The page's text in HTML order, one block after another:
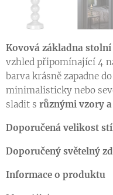
Kovová základna
vzhled připomínající 4
barva krásně zapadne
minimalisticky nebo
sladit s různými vzory
Doporučená velikost
Doporučený světelný
Informace o produktu